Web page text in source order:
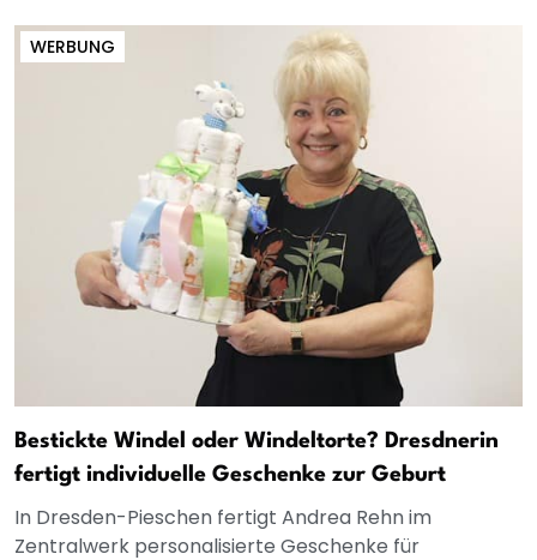
WERBUNG
Bestickte Windel oder Windeltorte? Dresdnerin
fertigt individuelle Geschenke zur Geburt
In Dresden-Pieschen fertigt Andrea Rehn im
Zentralwerk personalisierte Geschenke für